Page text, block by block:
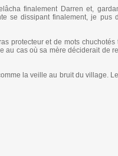
finalement Darren et,
se dissipant finalement, je pus
protecteur et de mots
au cas où sa mère déciderait de
la veille au bruit du village.